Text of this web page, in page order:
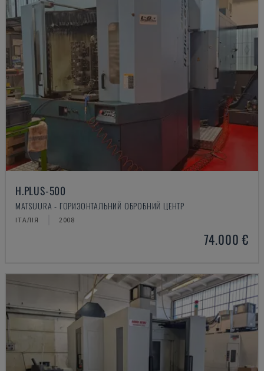
H.PLUS-500
MATSUURA - ГОРИЗОНТАЛЬНИЙ ОБРОБНИЙ ЦЕНТР
ІТАЛІЯ 2008
74.000 €